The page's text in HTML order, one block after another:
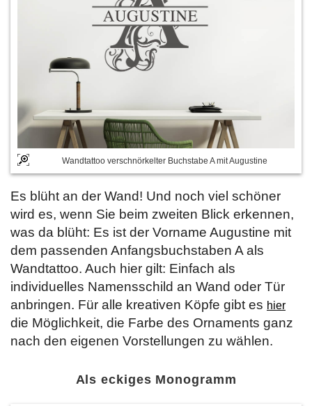
Wandtattoo verschnörkelter Buchstabe A mit Augustine
Es blüht an der Wand! Und noch viel schöner
wird es, wenn Sie beim zweiten Blick erkennen,
was da blüht: Es ist der Vorname Augustine mit
dem passenden Anfangsbuchstaben A als
Wandtattoo. Auch hier gilt: Einfach als
individuelles Namensschild an Wand oder Tür
anbringen. Für alle kreativen Köpfe gibt es hier
die Möglichkeit, die Farbe des Ornaments ganz
nach den eigenen Vorstellungen zu wählen.
Als eckiges Monogramm